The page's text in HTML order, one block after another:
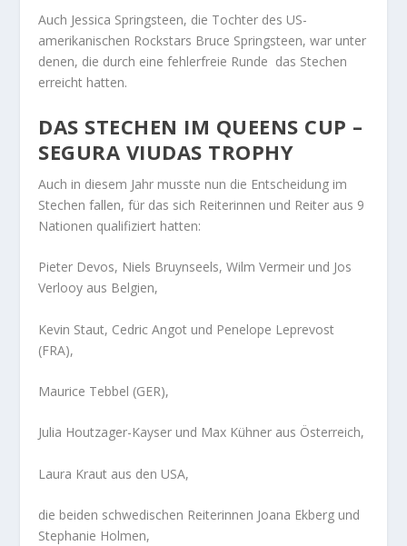
Auch Jessica Springsteen, die Tochter des US-
amerikanischen Rockstars Bruce Springsteen, war unter
denen, die durch eine fehlerfreie Runde das Stechen
erreicht hatten.
DAS STECHEN IM QUEENS CUP –
SEGURA VIUDAS TROPHY
Auch in diesem Jahr musste nun die Entscheidung im
Stechen fallen, für das sich Reiterinnen und Reiter aus 9
Nationen qualifiziert hatten:
Pieter Devos, Niels Bruynseels, Wilm Vermeir und Jos
Verlooy aus Belgien,
Kevin Staut, Cedric Angot und Penelope Leprevost
(FRA),
Maurice Tebbel (GER),
Julia Houtzager-Kayser und Max Kühner aus Österreich,
Laura Kraut aus den USA,
die beiden schwedischen Reiterinnen Joana Ekberg und
Stephanie Holmen,